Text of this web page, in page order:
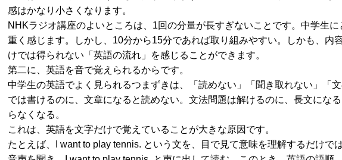
感はかなり小さくなります。
NHKラジオ講座のよいところは、1回の分量が長すぎないことです。中学生
重く感じます。しかし、10分から15分であれば取り組みやすい。しかも、内
けでは得られない「英語の流れ」を感じることができます。
第二に、英語を音で覚えられるからです。
中学生の英語でよく見られるつまずきは、「読めない」「聞き取れない」「
では書けるのに、文章になると読めない。文法問題は解けるのに、長文にな
らなくなる。
これは、英語を文字だけで覚えていることが大きな原因です。
たとえば、I want to play tennis. という文を、目で見て意味を理解するだけで